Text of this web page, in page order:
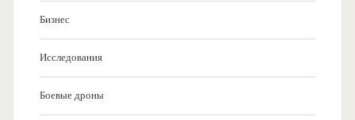
Бизнес
Исследования
Боевые дроны